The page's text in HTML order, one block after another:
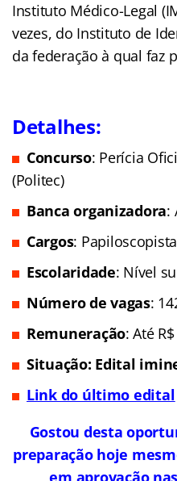
Instituto Médico-Legal
vezes, do Instituto de
da federação à qual faz
Detalhes:
Concurso: Perícia
(Politec)
Banca organizadora:
Cargos:
Escolaridade: Nível
Número de vagas:
Remuneração: Até
Situação: Edital
Link do último edital
Gostou desta
preparação hoje
em aprovação